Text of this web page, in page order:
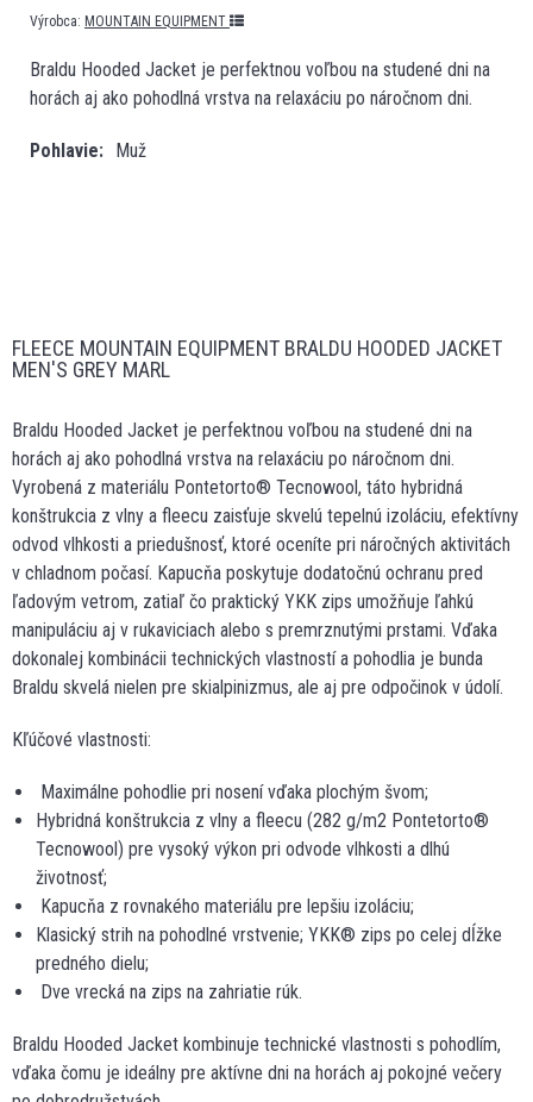
Výrobca: MOUNTAIN EQUIPMENT
Braldu Hooded Jacket je perfektnou voľbou na studené dni na
horách aj ako pohodlná vrstva na relaxáciu po náročnom dni.
Pohlavie Muž
FLEECE MOUNTAIN EQUIPMENT BRALDU HOODED JACKET
MEN'S GREY MARL
Braldu Hooded Jacket je perfektnou voľbou na studené dni na
horách aj ako pohodlná vrstva na relaxáciu po náročnom dni.
Vyrobená z materiálu Pontetorto® Tecnowool, táto hybridná
konštrukcia z vlny a fleecu zaisťuje skvelú tepelnú izoláciu, efektívny
odvod vlhkosti a priedušnosť, ktoré oceníte pri náročných aktivitách
v chladnom počasí. Kapucňa poskytuje dodatočnú ochranu pred
ľadovým vetrom, zatiaľ čo praktický YKK zips umožňuje ľahkú
manipuláciu aj v rukaviciach alebo s premrznutými prstami. Vďaka
dokonalej kombinácii technických vlastností a pohodlia je bunda
Braldu skvelá nielen pre skialpinizmus, ale aj pre odpočinok v údolí.
Kľúčové vlastnosti:
Maximálne pohodlie pri nosení vďaka plochým švom;
Hybridná konštrukcia z vlny a fleecu (282 g/m2 Pontetorto®
Tecnowool) pre vysoký výkon pri odvode vlhkosti a dlhú
životnosť;
Kapucňa z rovnakého materiálu pre lepšiu izoláciu;
Klasický strih na pohodlné vrstvenie; YKK® zips po celej dĺžke
predného dielu;
Dve vrecká na zips na zahriatie rúk.
Braldu Hooded Jacket kombinuje technické vlastnosti s pohodlím,
vďaka čomu je ideálny pre aktívne dni na horách aj pokojné večery